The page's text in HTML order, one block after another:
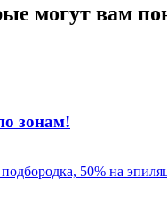
могут вам
зонам!